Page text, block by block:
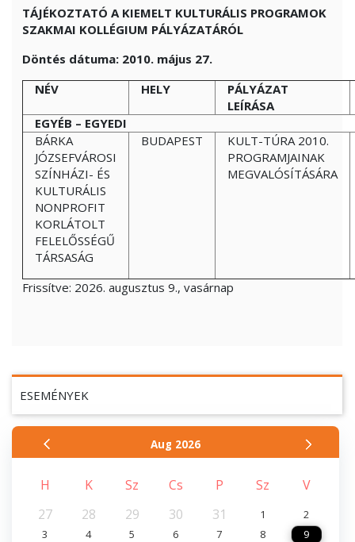
ESEMÉNYEK
Aug 2026
H K Sz Cs P Sz
V
27
28 29 30 31 1
2
3
4 5 6 7 8
9
TÁJÉKOZTATÓ A KIEMELT KULTURÁLIS PROGRAMOK
SZAKMAI KOLLÉGIUM PÁLYÁZATÁRÓL
Döntés dátuma: 2010. május 27.
NÉV
HELY
PÁLYÁZAT
LEÍRÁSA
EGYÉB – EGYEDI
BÁRKA
JÓZSEFVÁROSI
SZÍNHÁZI- ÉS
KULTURÁLIS
NONPROFIT
KORLÁTOLT
FELELŐSSÉGŰ
TÁRSASÁG
BUDAPEST
KULT-TÚRA 2010.
PROGRAMJAINAK
MEGVALÓSÍTÁSÁRA
Frissítve: 2026. augusztus 9., vasárnap